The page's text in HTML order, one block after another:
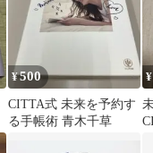
¥500
CITTA式 未来を予約す
る手帳術 青木千草
¥